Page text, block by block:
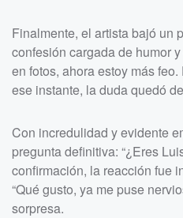
Finalmente, el artista bajó un
confesión cargada de humor
en fotos, ahora estoy más
ese instante, la duda quedó
Con incredulidad y evidente
pregunta definitiva: “¿Eres
confirmación, la reacción fue
“Qué gusto, ya me puse
sorpresa.